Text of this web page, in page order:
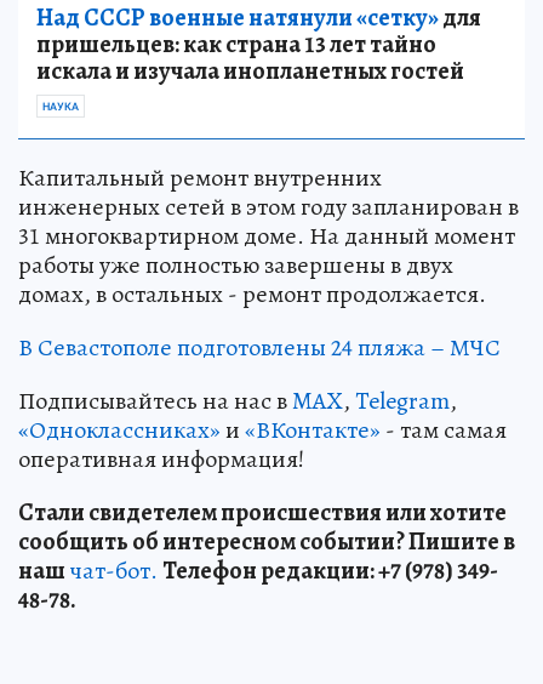
Над СССР военные натянули «сетку»для
пришельцев: как страна 13 лет тайно
искала и изучала инопланетных гостей
НАУКА
Капитальный ремонт внутренних
инженерных сетей в этом году запланирован в
31 многоквартирном доме. На данный момент
работы уже полностью завершены в двух
домах, в остальных - ремонт продолжается.
В Севастополе подготовлены 24 пляжа – МЧС
Подписывайтесь на нас вMAX,Telegram,
«Одноклассниках»и«ВКонтакте» - там самая
оперативная информация!
Стали свидетелем происшествия или хотите
сообщить об интересном событии? Пишите в
нашчат-бот. Телефон редакции: +7 (978) 349-
48-78.